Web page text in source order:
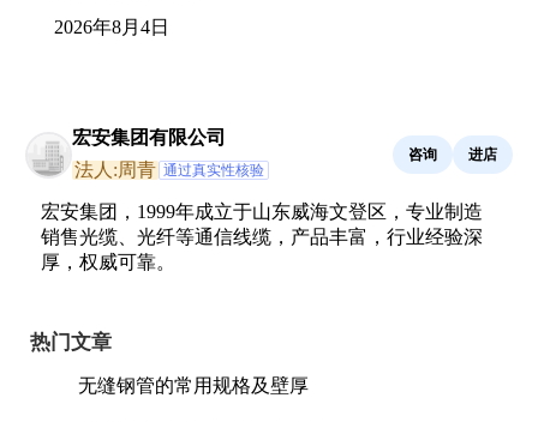
2026年8月4日
宏安集团有限公司
法人:周青 通过真实性核验
咨询 进店
宏安集团，1999年成立于山东威海文登区，专业制造
销售光缆、光纤等通信线缆，产品丰富，行业经验深
厚，权威可靠。
热门文章
无缝钢管的常用规格及壁厚